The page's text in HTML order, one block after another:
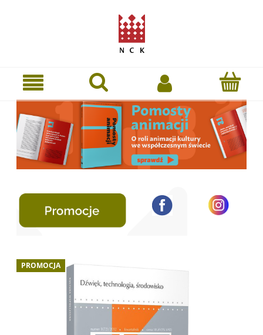
Strona produktu "Kultura Współczesna" nr 1/2012
Galeria produktu
PROMOCJA